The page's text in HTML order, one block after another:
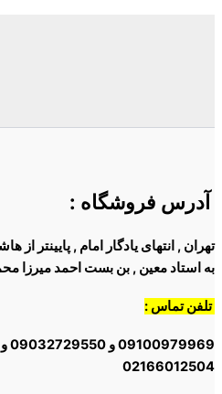
آدرس فروشگاه :
تهران , انتهای یادگار امام , پایینتر
به استاد معین , بن بست احمد میرزا
تلفن تماس :
02166012504